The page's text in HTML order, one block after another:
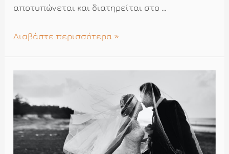
αποτυπώνεται και διατηρείται στο …
Πριν
τον
γάμο
σας
Διαβάστε περισσότερα »